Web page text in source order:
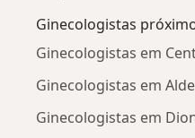
Ginecologistas
Ginecologistas em
Ginecologistas em
Ginecologistas em